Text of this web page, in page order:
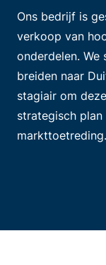
Ons bedrijf is
verkoop van
onderdelen.
breiden naar
stagiair om
strategisch
markttoetreding.